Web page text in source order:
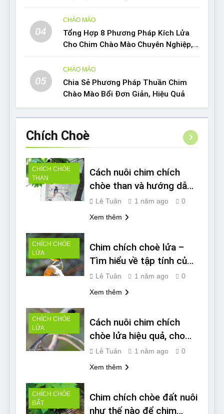
04
CHÀO MÀO
Tổng Hợp 8 Phương Pháp Kích Lửa
Cho Chim Chào Mào Chuyên Nghiệp,
05
CHÀO MÀO
Chia Sẻ Phương Pháp Thuần Chim
Chào Mào Bổi Đơn Giản, Hiệu Quả
Chích Choè
CHÍCH CHÒE
THAN
Cách nuôi chim chích
chòe than và hướng dẫn
nhận biết bệnh
Lê Tuân 1 năm ago
0
Xem thêm
CHÍCH CHÒE
LỬA
Chim chích choè lửa –
Tìm hiểu về tập tính của
loài chim
Lê Tuân 1 năm ago
0
Xem thêm
CHÍCH CHÒE
LỬA
Cách nuôi chim chích
chòe lửa hiệu quả, cho
tiếng hay
Lê Tuân 1 năm ago
0
Xem thêm
CHÍCH CHÒE
ĐẤT
Chim chích chòe đất nuôi
như thế nào để chim